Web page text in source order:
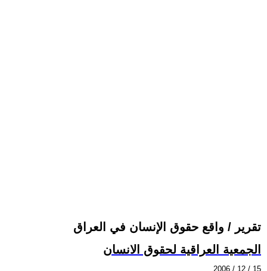
تقرير / واقع حقوق الإنسان في العراق
الجمعية العراقية لحقوق الانسان
2006 / 12 / 15